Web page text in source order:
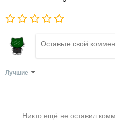
Лучшие
Никто ещё не оставил